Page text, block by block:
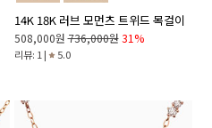
14K 18K 러브 모먼츠 트위드 목걸이
508,000원 736,000원 31%
리뷰: 1 | 5.0